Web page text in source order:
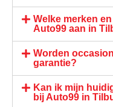
Welke merken
Auto99 aan in
Worden
garantie?
Kan ik mijn
bij Auto99 in